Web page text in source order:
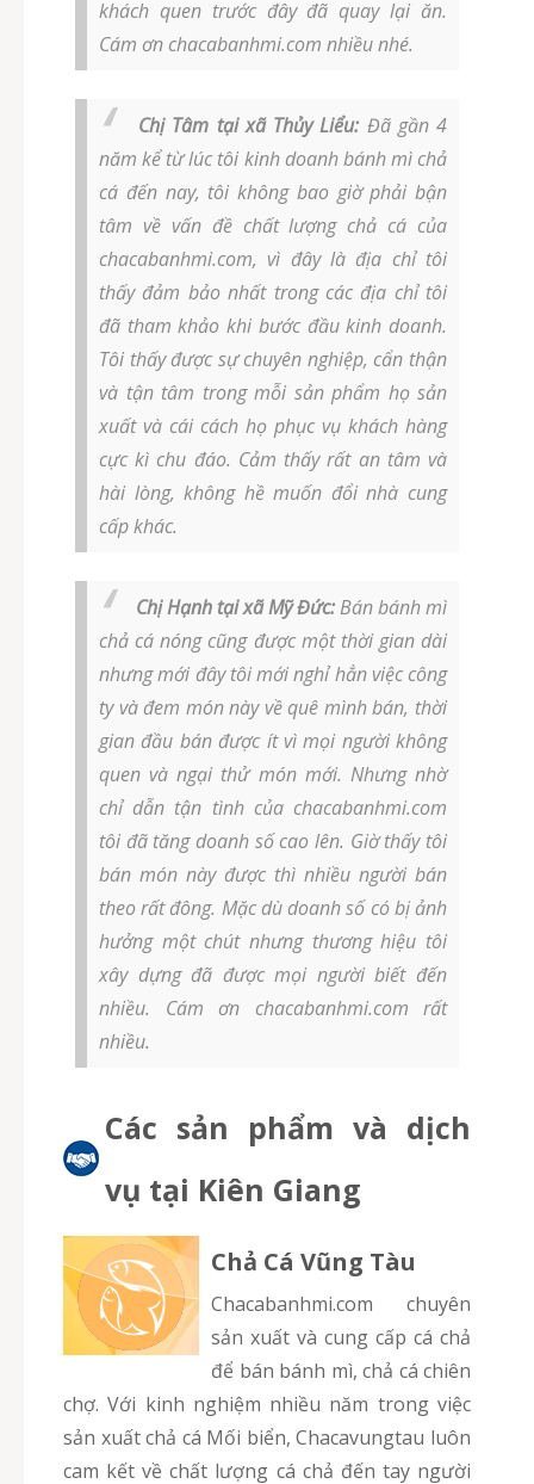
khách quen trước đây đã quay lại ăn.
Cám ơn chacabanhmi.com nhiều nhé.
Chị Tâm tại xã Thủy Liểu: Đã gần 4
năm kể từ lúc tôi kinh doanh bánh mì chả
cá đến nay, tôi không bao giờ phải bận
tâm về vấn đề chất lượng chả cá của
chacabanhmi.com, vì đây là địa chỉ tôi
thấy đảm bảo nhất trong các địa chỉ tôi
đã tham khảo khi bước đầu kinh doanh.
Tôi thấy được sự chuyên nghiệp, cẩn thận
và tận tâm trong mỗi sản phẩm họ sản
xuất và cái cách họ phục vụ khách hàng
cực kì chu đáo. Cảm thấy rất an tâm và
hài lòng, không hề muốn đổi nhà cung
cấp khác.
Chị Hạnh tại xã Mỹ Đức:Bán bánh mì
chả cá nóng cũng được một thời gian dài
nhưng mới đây tôi mới nghỉ hẳn việc công
ty và đem món này về quê mình bán, thời
gian đầu bán được ít vì mọi người không
quen và ngại thử món mới. Nhưng nhờ
chỉ dẫn tận tình của chacabanhmi.com
tôi đã tăng doanh số cao lên. Giờ thấy tôi
bán món này được thì nhiều người bán
theo rất đông. Mặc dù doanh số có bị ảnh
hưởng một chút nhưng thương hiệu tôi
xây dựng đã được mọi người biết đến
nhiều. Cám ơn chacabanhmi.com rất
nhiều.
Các sản phẩm và dịch
vụ tại Kiên Giang
Chả Cá Vũng Tàu
chacabanhmi.com chuyên
sản xuất và cung cấp cá chả
để bán bánh mì, chả cá chiên
chợ. Với kinh nghiệm nhiều năm trong việc
sản xuất chả cá Mối biển, Chacavungtau luôn
cam kết về chất lượng cá chả đến tay người